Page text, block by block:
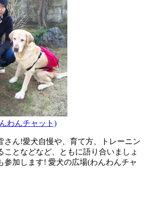
わんチャット)
さん!愛犬自慢や、育て方、トレーニン
ことなどなど、ともに語り合いましょ
参加します! 愛犬の広場(わんわんチャ